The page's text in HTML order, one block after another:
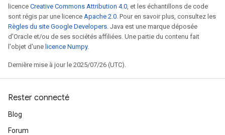
licence Creative Commons Attribution 4.0, et les échantillons de code
sont régis par une licence Apache 2.0. Pour en savoir plus, consultez les
Règles du site Google Developers. Java est une marque déposée
d'Oracle et/ou de ses sociétés affiliées. Une partie du contenu fait
l'objet d'une licence Numpy.
Dernière mise à jour le 2025/07/26 (UTC).
Rester connecté
Blog
Forum